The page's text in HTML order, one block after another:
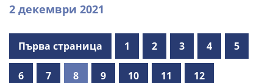
2 декември 2021
Първа страница 1 2 3 4 5
6 7 8 9 10 11 12